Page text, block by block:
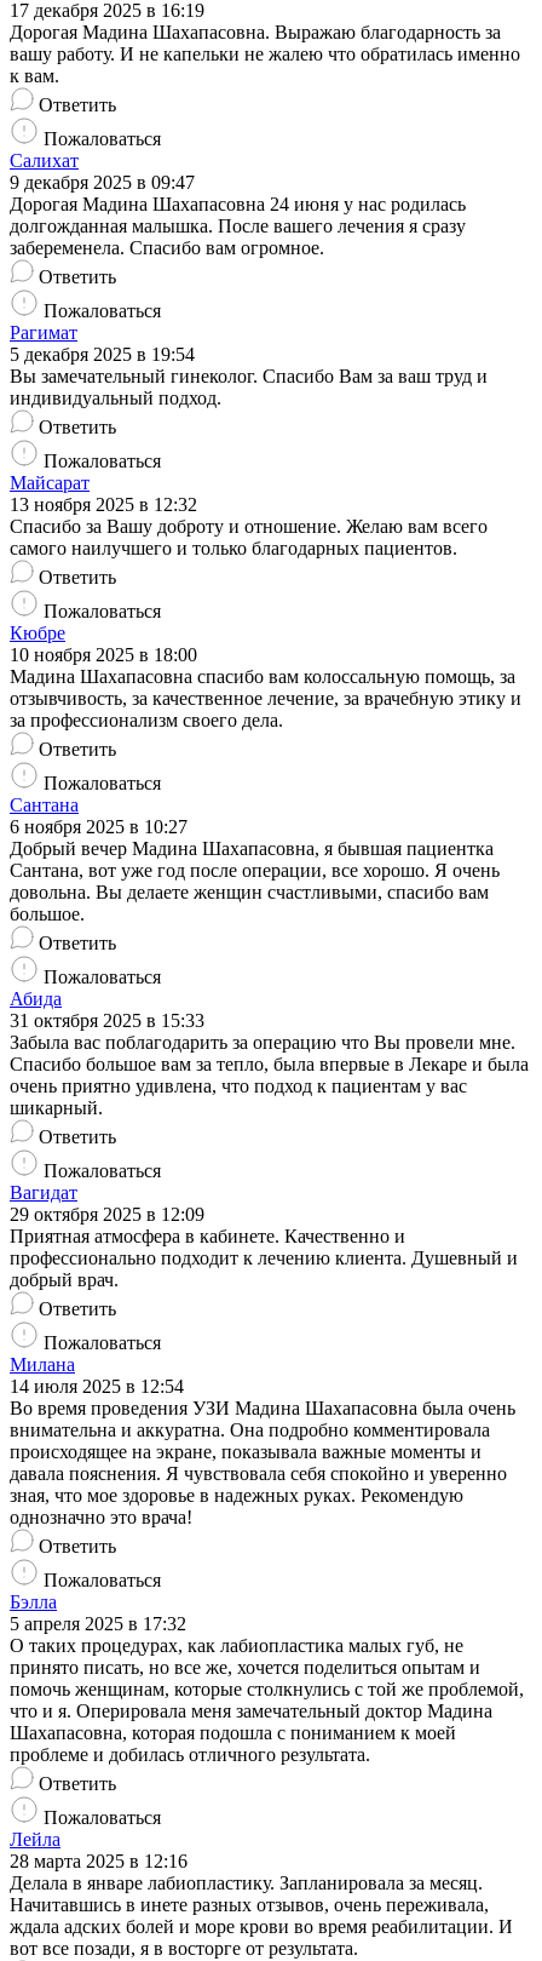
17 декабря 2025 в 16:19
Дорогая Мадина Шахапасовна. Выражаю благодарность за
вашу работу. И не капельки не жалею что обратилась именно
к вам.
Ответить
Пожаловаться
Салихат
9 декабря 2025 в 09:47
Дорогая Мадина Шахапасовна 24 июня у нас родилась
долгожданная малышка. После вашего лечения я сразу
забеременела. Спасибо вам огромное.
Ответить
Пожаловаться
Рагимат
5 декабря 2025 в 19:54
Вы замечательный гинеколог. Спасибо Вам за ваш труд и
индивидуальный подход.
Ответить
Пожаловаться
Майсарат
13 ноября 2025 в 12:32
Спасибо за Вашу доброту и отношение. Желаю вам всего
самого наилучшего и только благодарных пациентов.
Ответить
Пожаловаться
Кюбре
10 ноября 2025 в 18:00
Мадина Шахапасовна спасибо вам колоссальную помощь, за
отзывчивость, за качественное лечение, за врачебную этику и
за профессионализм своего дела.
Ответить
Пожаловаться
Сантана
6 ноября 2025 в 10:27
Добрый вечер Мадина Шахапасовна, я бывшая пациентка
Сантана, вот уже год после операции, все хорошо. Я очень
довольна. Вы делаете женщин счастливыми, спасибо вам
большое.
Ответить
Пожаловаться
Абида
31 октября 2025 в 15:33
Забыла вас поблагодарить за операцию что Вы провели мне.
Спасибо большое вам за тепло, была впервые в Лекаре и была
очень приятно удивлена, что подход к пациентам у вас
шикарный.
Ответить
Пожаловаться
Вагидат
29 октября 2025 в 12:09
Приятная атмосфера в кабинете. Качественно и
профессионально подходит к лечению клиента. Душевный и
добрый врач.
Ответить
Пожаловаться
Милана
14 июля 2025 в 12:54
Во время проведения УЗИ Мадина Шахапасовна была очень
внимательна и аккуратна. Она подробно комментировала
происходящее на экране, показывала важные моменты и
давала пояснения. Я чувствовала себя спокойно и уверенно
зная, что мое здоровье в надежных руках. Рекомендую
однозначно это врача!
Ответить
Пожаловаться
Бэлла
5 апреля 2025 в 17:32
О таких процедурах, как лабиопластика малых губ, не
принято писать, но все же, хочется поделиться опытам и
помочь женщинам, которые столкнулись с той же проблемой,
что и я. Оперировала меня замечательный доктор Мадина
Шахапасовна, которая подошла с пониманием к моей
проблеме и добилась отличного результата.
Ответить
Пожаловаться
Лейла
28 марта 2025 в 12:16
Делала в январе лабиопластику. Запланировала за месяц.
Начитавшись в инете разных отзывов, очень переживала,
ждала адских болей и море крови во время реабилитации. И
вот все позади, я в восторге от результата.